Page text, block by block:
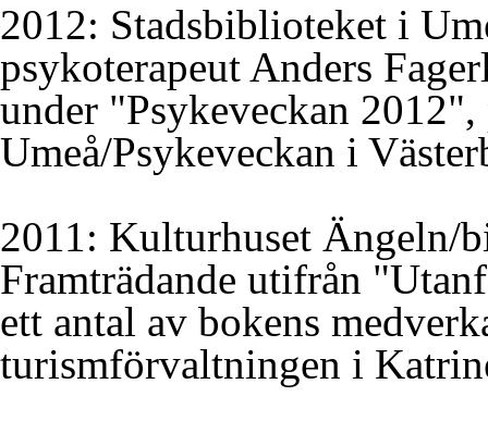
2012: Stadsbiblioteket i
psykoterapeut Anders
under "Psykeveckan
Umeå/Psykeveckan i
2011: Kulturhuset Ängeln/
Framträdande utifrån
ett antal av bokens
turismförvaltningen i